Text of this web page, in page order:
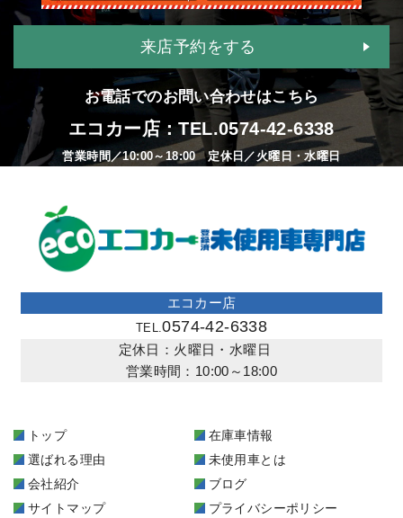
来店予約をする
お電話でのお問い合わせはこちら
エコカー店：TEL.0574-42-6338
営業時間／10:00～18:00 定休日／火曜日・水曜日
エコカー店
TEL.0574-42-6338
定休日：火曜日・水曜日
営業時間：10:00～18:00
トップ
在庫車情報
選ばれる理由
未使用車とは
会社紹介
ブログ
サイトマップ
プライバシーポリシー